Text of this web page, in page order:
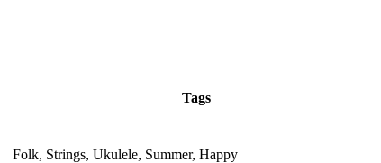
Tags
Folk, Strings, Ukulele, Summer, Happy